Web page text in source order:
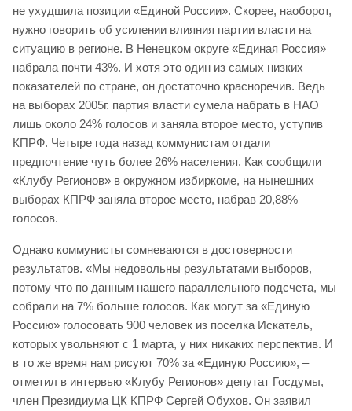
не ухудшила позиции «Единой России». Скорее, наоборот,
нужно говорить об усилении влияния партии власти на
ситуацию в регионе. В Ненецком округе «Единая Россия»
набрала почти 43%. И хотя это один из самых низких
показателей по стране, он достаточно красноречив. Ведь
на выборах 2005г. партия власти сумела набрать в НАО
лишь около 24% голосов и заняла второе место, уступив
КПРФ. Четыре года назад коммунистам отдали
предпочтение чуть более 26% населения. Как сообщили
«Клубу Регионов» в окружном избиркоме, на нынешних
выборах КПРФ заняла второе место, набрав 20,88%
голосов.
Однако коммунисты сомневаются в достоверности
результатов. «Мы недовольны результатами выборов,
потому что по данным нашего параллельного подсчета, мы
собрали на 7% больше голосов. Как могут за «Единую
Россию» голосовать 900 человек из поселка Искатель,
которых увольняют с 1 марта, у них никаких перспектив. И
в то же время нам рисуют 70% за «Единую Россию», –
отметил в интервью «Клубу Регионов» депутат Госдумы,
член Президиума ЦК КПРФ Сергей Обухов. Он заявил